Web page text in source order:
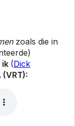
zoals die in
ik (Dick